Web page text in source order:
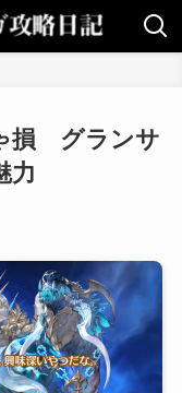
損 グランサ
力